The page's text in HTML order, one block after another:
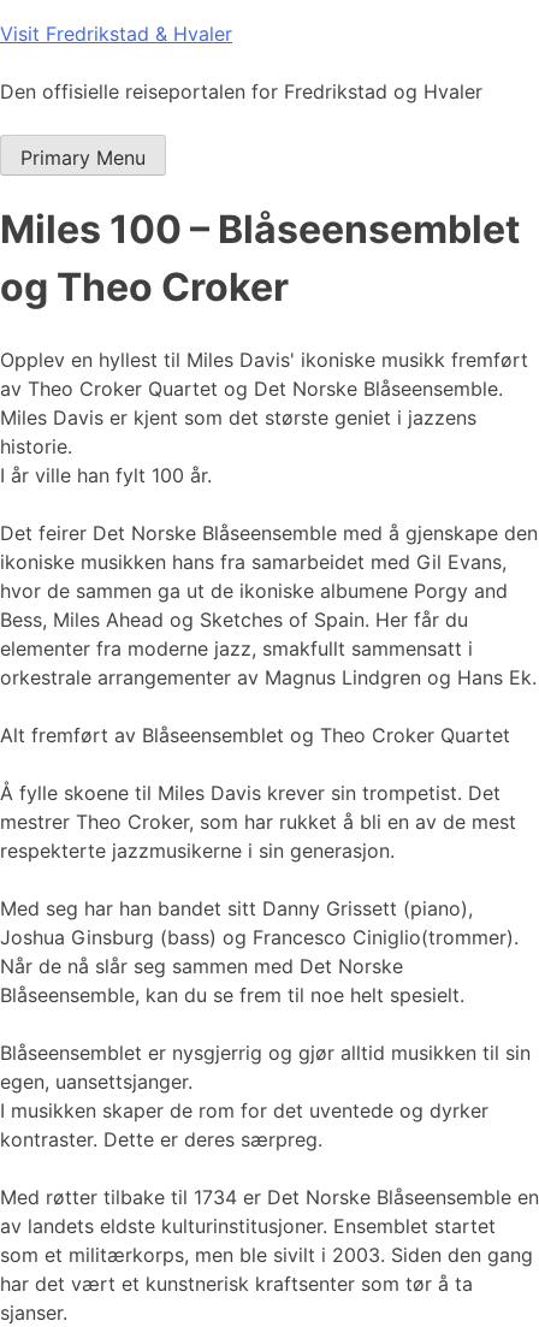
Skip
content
Visit Fredrikstad & Hvaler
Den offisielle reiseportalen for Fredrikstad og Hvaler
Primary Menu
Miles 100 – Blåseensemblet
og Theo Croker
Opplev en hyllest til Miles Davis' ikoniske musikk fremført
av Theo Croker Quartet og Det Norske Blåseensemble.
Miles Davis er kjent som det største geniet i jazzens
historie.
I år ville han fylt 100 år.
Det feirer Det Norske Blåseensemble med å gjenskape den
ikoniske musikken hans fra samarbeidet med Gil Evans,
hvor de sammen ga ut de ikoniske albumene Porgy and
Bess, Miles Ahead og Sketches of Spain. Her får du
elementer fra moderne jazz, smakfullt sammensatt i
orkestrale arrangementer av Magnus Lindgren og Hans Ek.
Alt fremført av Blåseensemblet og Theo Croker Quartet
Å fylle skoene til Miles Davis krever sin trompetist. Det
mestrer Theo Croker, som har rukket å bli en av de mest
respekterte jazzmusikerne i sin generasjon.
Med seg har han bandet sitt Danny Grissett (piano),
Joshua Ginsburg (bass) og Francesco Ciniglio(trommer).
Når de nå slår seg sammen med Det Norske
Blåseensemble, kan du se frem til noe helt spesielt.
Blåseensemblet er nysgjerrig og gjør alltid musikken til sin
egen, uansettsjanger.
I musikken skaper de rom for det uventede og dyrker
kontraster. Dette er deres særpreg.
Med røtter tilbake til 1734 er Det Norske Blåseensemble en
av landets eldste kulturinstitusjoner. Ensemblet startet
som et militærkorps, men ble sivilt i 2003. Siden den gang
har det vært et kunstnerisk kraftsenter som tør å ta
sjanser.